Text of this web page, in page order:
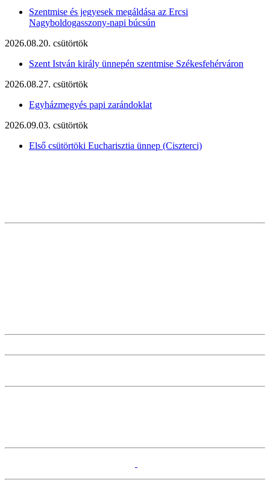
Szentmise és jegyesek megáldása az Ercsi
Nagyboldogasszony-napi búcsún
2026.08.20. csütörtök
Szent István király ünnepén szentmise Székesfehérváron
2026.08.27. csütörtök
Egyházmegyés papi zarándoklat
2026.09.03. csütörtök
Első csütörtöki Eucharisztia ünnep (Ciszterci)